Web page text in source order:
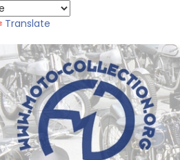
Translate